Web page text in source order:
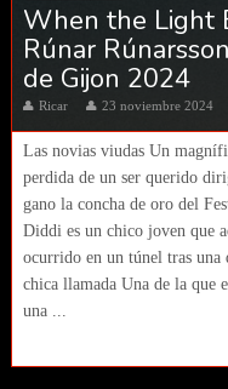
When the Light
Rúnar
de Gijon 2024
Ricar 23 noviembre 2024
Las novias viudas Un
perdida de un ser querido
gano la concha de oro del
Diddi es un chico joven que
ocurrido en un túnel tras una
chica llamada Una de la que
una ...